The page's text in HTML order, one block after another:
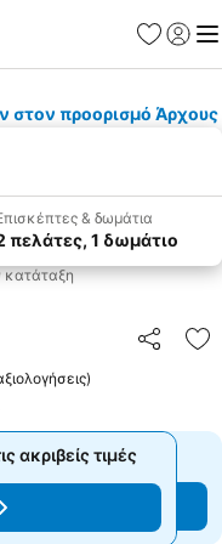
προορισμό Άρχους
& δωμάτια
πελάτες, 1 δωμάτιο
κατάταξη
)
ακριβείς τιμές
ακριβείς τιμές